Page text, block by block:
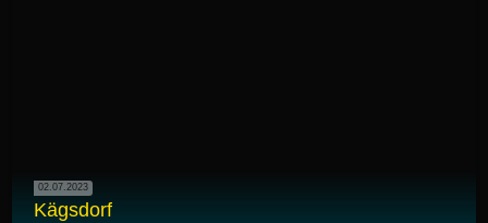
02.07.2023
Kägsdorf